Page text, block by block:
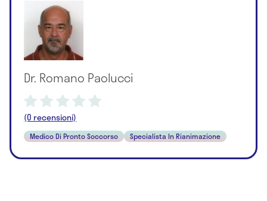
Dr. Romano Paolucci
(0 recensioni)
Medico Di Pronto Soccorso Specialista In Rianimazione